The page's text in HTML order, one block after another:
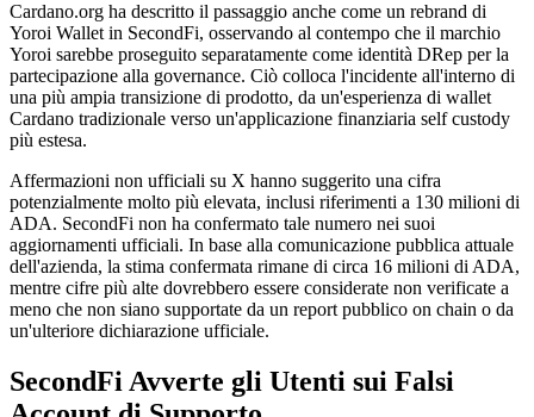
Cardano.org ha descritto il passaggio anche come un rebrand di
Yoroi Wallet in SecondFi, osservando al contempo che il marchio
Yoroi sarebbe proseguito separatamente come identità DRep per la
partecipazione alla governance. Ciò colloca l'incidente all'interno di
una più ampia transizione di prodotto, da un'esperienza di wallet
Cardano tradizionale verso un'applicazione finanziaria self custody
più estesa.
Affermazioni non ufficiali su X hanno suggerito una cifra
potenzialmente molto più elevata, inclusi riferimenti a 130 milioni di
ADA. SecondFi non ha confermato tale numero nei suoi
aggiornamenti ufficiali. In base alla comunicazione pubblica attuale
dell'azienda, la stima confermata rimane di circa 16 milioni di ADA,
mentre cifre più alte dovrebbero essere considerate non verificate a
meno che non siano supportate da un report pubblico on chain o da
un'ulteriore dichiarazione ufficiale.
SecondFi Avverte gli Utenti sui Falsi